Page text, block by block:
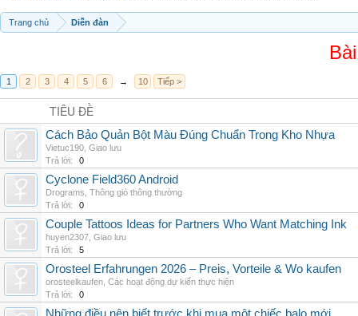
Trang chủ Diễn đàn
1 2 3 4 5 6 → 10 Tiếp >
TIÊU ĐỀ
Cách Bảo Quản Bột Màu Đúng Chuẩn Trong Kho Nhựa
Vietuc190 Giao lưu
Trả lời:
0
Cyclone Field360 Android
Drograms Thông gió thông thường
Trả lời:
0
Couple Tattoos Ideas for Partners Who Want Matching Ink
huyen2307 Giao lưu
Trả lời:
5
Orosteel Erfahrungen 2026 – Preis, Vorteile & Wo kaufen
orosteelkaufen Các hoạt động dự kiến thực hiện
Trả lời:
0